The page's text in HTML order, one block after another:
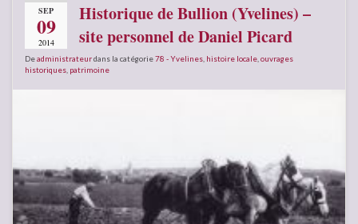
SEP
09
2014
Historique de Bullion (Yvelines) –
site personnel de Daniel Picard
Deadministrateurdans la catégorie78 - Yvelines histoire locale ouvrages
historiques patrimoine